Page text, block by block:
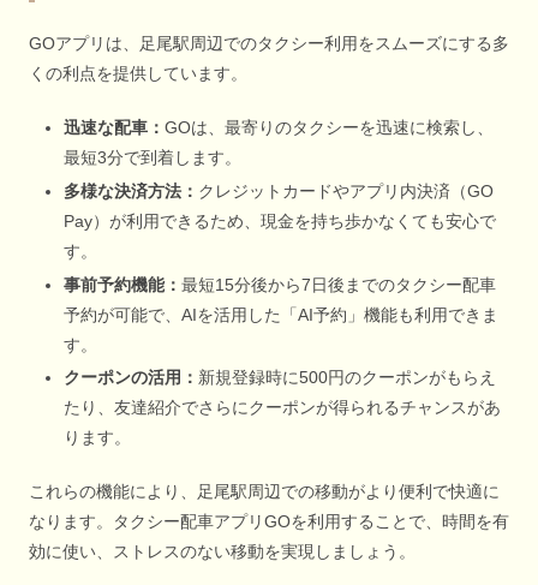
GOアプリは、足尾駅周辺でのタクシー利用をスムーズにする多
くの利点を提供しています。
迅速な配車： GOは、最寄りのタクシーを迅速に検索し、
最短3分で到着します。
多様な決済方法： クレジットカードやアプリ内決済（GO
Pay）が利用できるため、現金を持ち歩かなくても安心で
す。
事前予約機能： 最短15分後から7日後までのタクシー配車
予約が可能で、AIを活用した「AI予約」機能も利用できま
す。
クーポンの活用： 新規登録時に500円のクーポンがもらえ
たり、友達紹介でさらにクーポンが得られるチャンスがあ
ります。
これらの機能により、足尾駅周辺での移動がより便利で快適に
なります。タクシー配車アプリGOを利用することで、時間を有
効に使い、ストレスのない移動を実現しましょう。